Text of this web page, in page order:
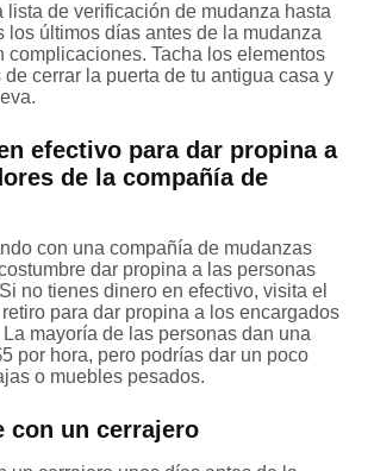
lista de verificación de mudanza hasta
los últimos días antes de la mudanza
complicaciones. Tacha los elementos
cerrar la puerta de tu antigua casa y
efectivo para dar propina a
de la compañía de
con una compañía de mudanzas
dar propina a las personas
no tienes dinero en efectivo, visita el
para dar propina a los encargados
mayoría de las personas dan una
por hora, pero podrías dar un poco
o muebles pesados.
con un cerrajero